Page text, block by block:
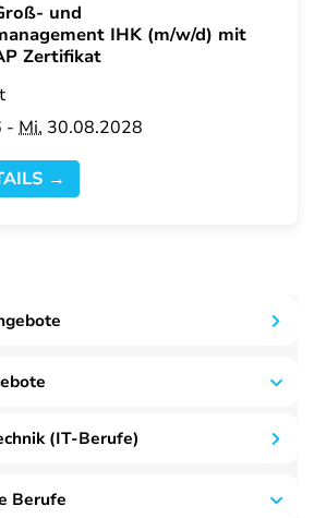
und
IHK (m/w/d) mit
Zertifikat
-Mi. 30.08.2028
→
(IT-Berufe)
Berufe